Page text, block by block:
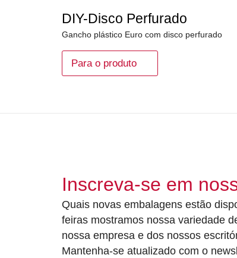
DIY-Disco Perfurado
Gancho plástico Euro com disco perfurado
Para o produto
Inscreva-se em
Quais novas embalagens estão
feiras mostramos nossa variedade
nossa empresa e dos nossos
Mantenha-se atualizado com o